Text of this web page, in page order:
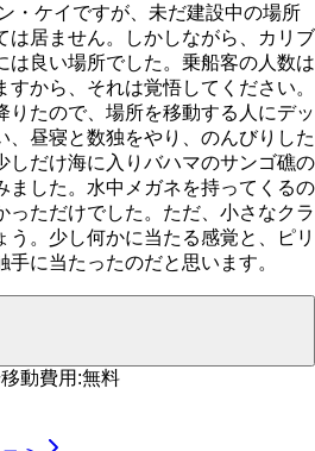
・ケイですが、未だ建設中の場所
は居ません。しかしながら、カリブ
は良い場所でした。乗船客の人数は
から、それは覚悟してください。
りたので、場所を移動する人にデッ
、昼寝と数独をやり、のんびりした
しだけ海に入りバハマのサンゴ礁の
ました。水中メガネを持ってくるの
っただけでした。ただ、小さなクラ
う。少し何かに当たる感覚と、ピリ
に当たったのだと思います。
移動費用 :無料